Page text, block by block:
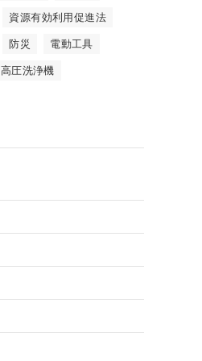
資源有効利用促進法
防災 電動工具
高圧洗浄機